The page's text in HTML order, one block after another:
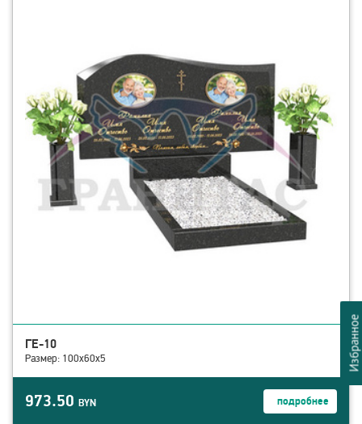
ГЕ-10
Размер: 100х60х5
973.50 BYN подробнее